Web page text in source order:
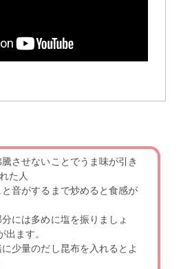
させないことでうま味が引き
た人
音がするまで炒めると食感が
には多めに塩を振りましょ
出ます。
少量のだし昆布を入れるとよ